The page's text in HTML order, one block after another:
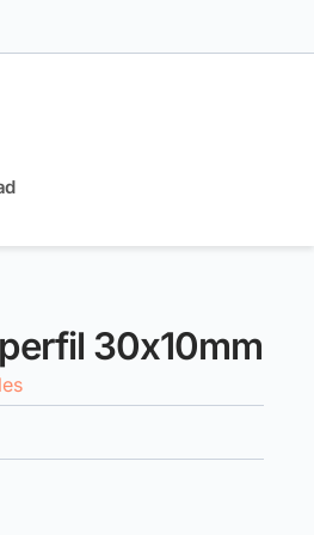
30x10mm